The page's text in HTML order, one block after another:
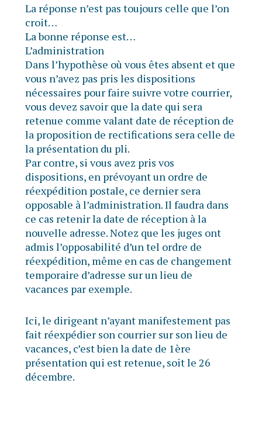
La réponse n’est pas toujours celle que l’on
croit…
La bonne réponse est…
L’administration
Dans l’hypothèse où vous êtes absent et que
vous n’avez pas pris les dispositions
nécessaires pour faire suivre votre courrier,
vous devez savoir que la date qui sera
retenue comme valant date de réception de
la proposition de rectifications sera celle de
la présentation du pli.
Par contre, si vous avez pris vos
dispositions, en prévoyant un ordre de
réexpédition postale, ce dernier sera
opposable à l’administration. Il faudra dans
ce cas retenir la date de réception à la
nouvelle adresse. Notez que les juges ont
admis l’opposabilité d’un tel ordre de
réexpédition, même en cas de changement
temporaire d’adresse sur un lieu de
vacances par exemple.
Ici, le dirigeant n’ayant manifestement pas
fait réexpédier son courrier sur son lieu de
vacances, c’est bien la date de 1ère
présentation qui est retenue, soit le 26
décembre.